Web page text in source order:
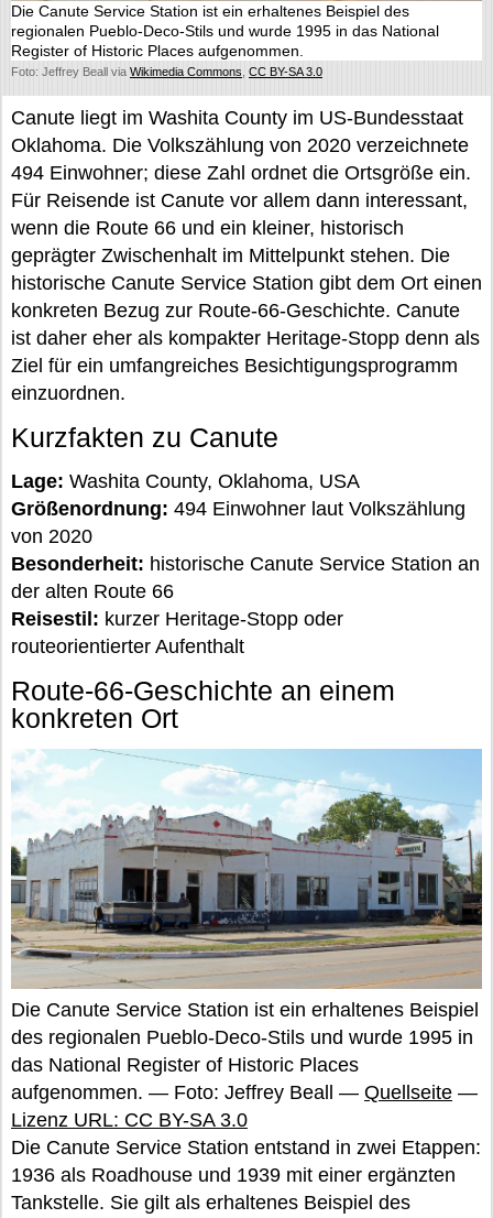
Die Canute Service Station ist ein erhaltenes Beispiel des
regionalen Pueblo-Deco-Stils und wurde 1995 in das National
Register of Historic Places aufgenommen.
Foto: Jeffrey Beall via Wikimedia Commons CC BY-SA 3.0
Canute liegt im Washita County im US-Bundesstaat
Oklahoma. Die Volkszählung von 2020 verzeichnete
494 Einwohner; diese Zahl ordnet die Ortsgröße ein.
Für Reisende ist Canute vor allem dann interessant,
wenn die Route 66 und ein kleiner, historisch
geprägter Zwischenhalt im Mittelpunkt stehen. Die
historische Canute Service Station gibt dem Ort einen
konkreten Bezug zur Route-66-Geschichte. Canute
ist daher eher als kompakter Heritage-Stopp denn als
Ziel für ein umfangreiches Besichtigungsprogramm
einzuordnen.
Kurzfakten zu Canute
Lage: Washita County, Oklahoma, USA
Größenordnung: 494 Einwohner laut Volkszählung
von 2020
Besonderheit: historische Canute Service Station an
der alten Route 66
Reisestil: kurzer Heritage-Stopp oder
routeorientierter Aufenthalt
Route-66-Geschichte an einem
konkreten Ort
Die Canute Service Station ist ein erhaltenes Beispiel
des regionalen Pueblo-Deco-Stils und wurde 1995 in
das National Register of Historic Places
aufgenommen. — Foto: Jeffrey Beall — Quellseite —
Lizenz URL: CC BY-SA 3.0
Die Canute Service Station entstand in zwei Etappen:
1936 als Roadhouse und 1939 mit einer ergänzten
Tankstelle. Sie gilt als erhaltenes Beispiel des